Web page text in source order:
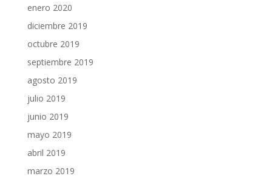
enero 2020
diciembre 2019
octubre 2019
septiembre 2019
agosto 2019
julio 2019
junio 2019
mayo 2019
abril 2019
marzo 2019